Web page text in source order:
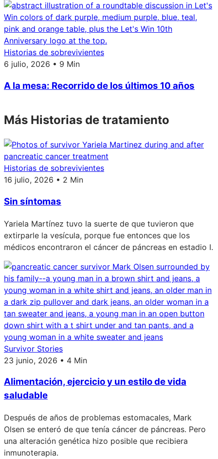
Historias de sobrevivientes
6 julio, 2026 • 9 Min
A la mesa: Recorrido de los últimos 10 años
Más Historias de tratamiento
Historias de sobrevivientes
16 julio, 2026 • 2 Min
Sin síntomas
Yariela Martínez tuvo la suerte de que tuvieron que
extirparle la vesícula, porque fue entonces que los
médicos encontraron el cáncer de páncreas en estadio I.
Survivor Stories
23 junio, 2026 • 4 Min
Alimentación, ejercicio y un estilo de vida
saludable
Después de años de problemas estomacales, Mark
Olsen se enteró de que tenía cáncer de páncreas. Pero
una alteración genética hizo posible que recibiera
inmunoterapia.